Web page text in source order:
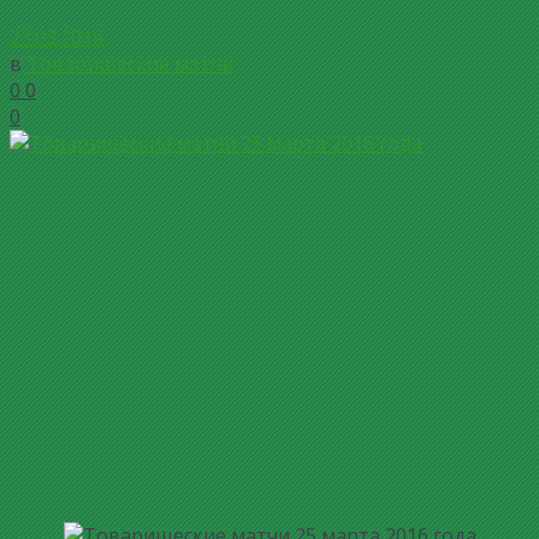
23.03.2016
вТоварищеские матчи
00
0